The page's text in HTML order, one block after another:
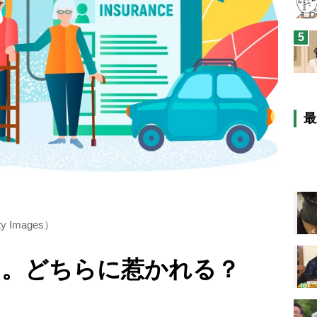
Images）
どちらに惹かれる？
5